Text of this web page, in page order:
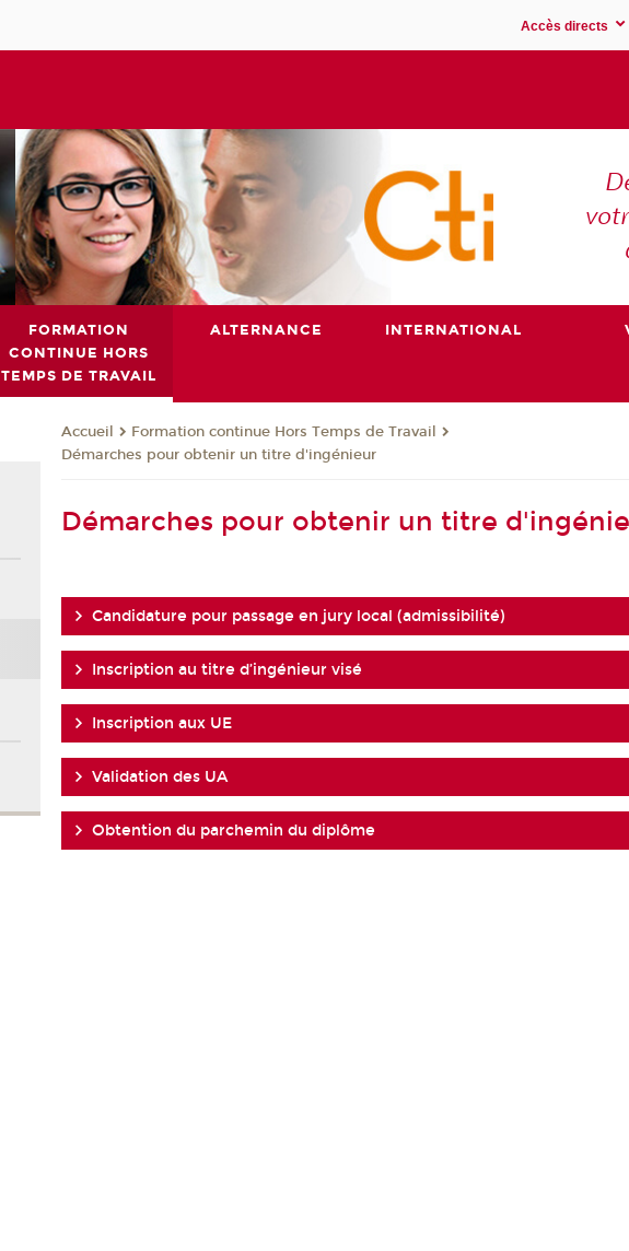
Accès directs
FORMATION
CONTINUE HORS
TEMPS DE TRAVAIL
ALTERNANCE INTERNATIONAL
Accueil
Formation continue Hors Temps de Travail
Démarches pour obtenir un titre d'ingénieur
Démarches pour obtenir un titre
Candidature pour passage en jury local (admissibilité)
Inscription au titre d’ingénieur visé
Inscription aux UE
Validation des UA
Obtention du parchemin du diplôme